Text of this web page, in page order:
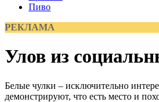
Пиво
РЕКЛАМА
Улов из
Белые чулки – исключительно
демонстрируют, что есть место и